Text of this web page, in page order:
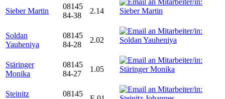
Sieber Martin
08145
84-38
2.14
Soldan
Yauheniya
08145
84-28
2.02
Stäringer
Monika
08145
84-27
1.05
Steinitz
08145